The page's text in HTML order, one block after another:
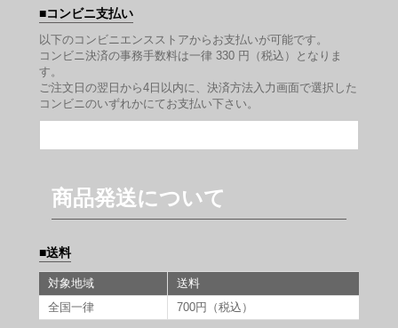
コンビニ支払い
以下のコンビニエンスストアからお支払いが可能です。
コンビニ決済の事務手数料は一律 330 円（税込）となりま
す。
ご注文日の翌日から4日以内に、決済方法入力画面で選択した
コンビニのいずれかにてお支払い下さい。
商品発送について
送料
対象地域
送料
全国一律
700円（税込）